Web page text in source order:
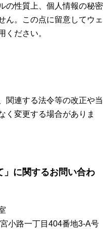
の性質上、個人情報の秘密
ん。この点に留意してウェ
ください。
関連する法令等の改正や当
く変更する場合がありま
」に関するお問い合わ
小路一丁目404番地3-A号